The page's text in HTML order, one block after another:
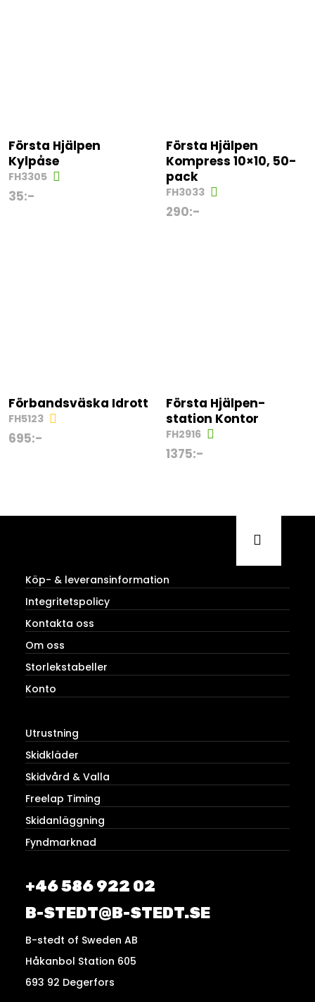
Första Hjälpen
Kylpåse
FH3305
35:-
Första Hjälpen
Kompress 10×10, 50-
pack
FH3033
290:-
Förbandsväska Idrott
FH5123
695:-
Första Hjälpen-
station Kontor
FH2916
1375:-
Köp- & leveransinformation
Integritetspolicy
Kontakta oss
Om oss
Storlekstabeller
Konto
Utrustning
Skidkläder
Skidvård & Valla
Freelap Timing
Skidanläggning
Fyndmarknad
+46 586 922 02
B-STEDT@B-STEDT.SE
B-stedt of Sweden AB
Håkanbol Station 605
693 92 Degerfors